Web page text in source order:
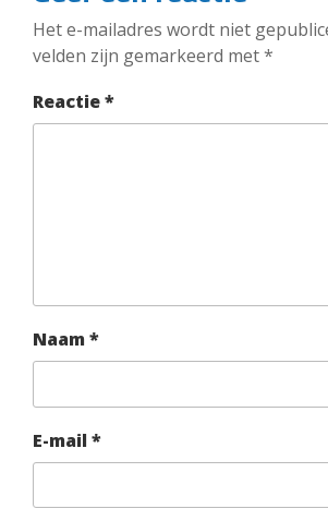
Het e-mailadres wordt niet
velden zijn gemarkeerd met*
Reactie*
Naam *
E-mail *